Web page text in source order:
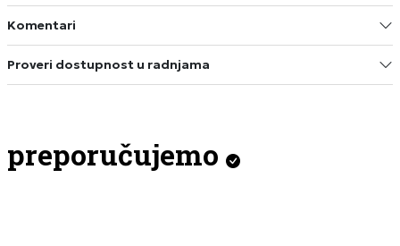
Komentari
Proveri dostupnost u radnjama
preporučujemo